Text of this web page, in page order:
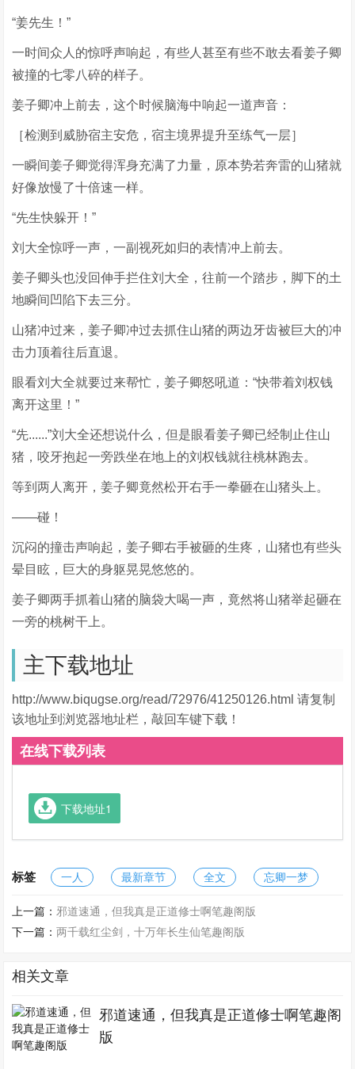
“姜先生！”
一时间众人的惊呼声响起，有些人甚至有些不敢去看姜子卿
被撞的七零八碎的样子。
姜子卿冲上前去，这个时候脑海中响起一道声音：
［检测到威胁宿主安危，宿主境界提升至练气一层］
一瞬间姜子卿觉得浑身充满了力量，原本势若奔雷的山猪就
好像放慢了十倍速一样。
“先生快躲开！”
刘大全惊呼一声，一副视死如归的表情冲上前去。
姜子卿头也没回伸手拦住刘大全，往前一个踏步，脚下的土
地瞬间凹陷下去三分。
山猪冲过来，姜子卿冲过去抓住山猪的两边牙齿被巨大的冲
击力顶着往后直退。
眼看刘大全就要过来帮忙，姜子卿怒吼道：“快带着刘权钱
离开这里！”
“先......”刘大全还想说什么，但是眼看姜子卿已经制止住山
猪，咬牙抱起一旁跌坐在地上的刘权钱就往桃林跑去。
等到两人离开，姜子卿竟然松开右手一拳砸在山猪头上。
——碰！
沉闷的撞击声响起，姜子卿右手被砸的生疼，山猪也有些头
晕目眩，巨大的身躯晃晃悠悠的。
姜子卿两手抓着山猪的脑袋大喝一声，竟然将山猪举起砸在
一旁的桃树干上。
主下载地址
http://www.biqugse.org/read/72976/41250126.html 请复制
该地址到浏览器地址栏，敲回车键下载！
在线下载列表
下载地址1
标签 一人 最新章节 全文 忘卿一梦
上一篇： 邪道速通，但我真是正道修士啊笔趣阁版
下一篇：两千载红尘剑，十万年长生仙笔趣阁版
相关文章
邪道速通，但我真是正道修士啊笔趣阁
版